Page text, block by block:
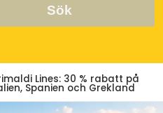
Sök
Lines: 30 % rabatt på
Spanien och Grekland